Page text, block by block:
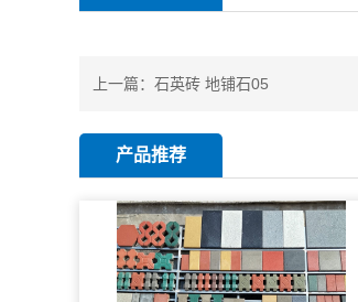
上一篇： 石英砖 地铺石05
产品推荐